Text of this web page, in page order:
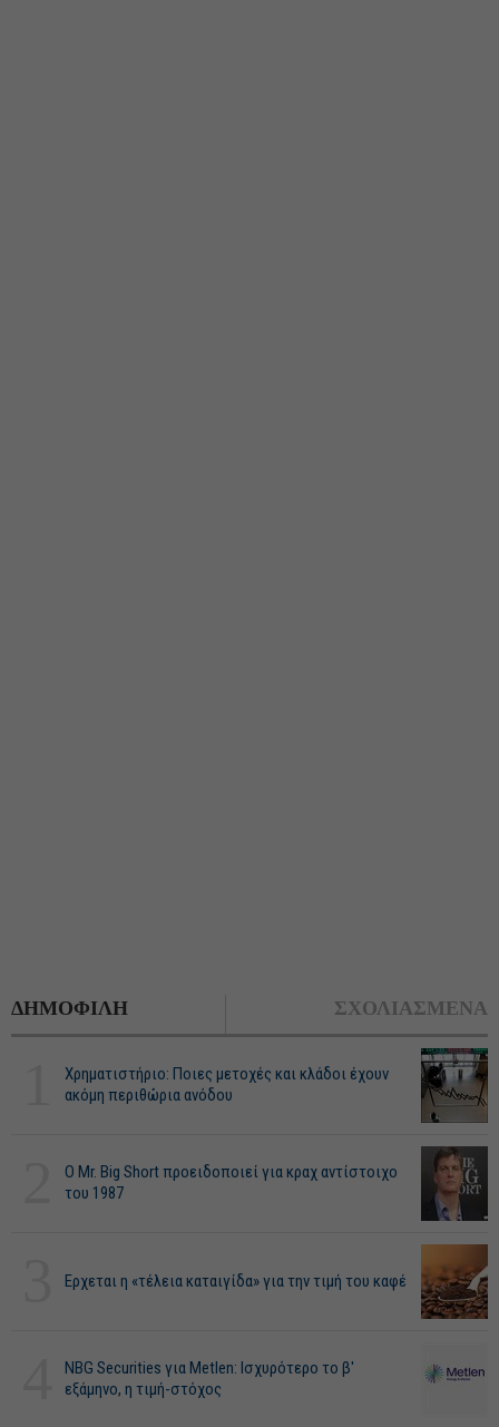
ΔΗΜΟΦΙΛΗ ΣΧΟΛΙΑΣΜΕΝΑ
Χρηματιστήριο: Ποιες μετοχές και κλάδοι έχουν
ακόμη περιθώρια ανόδου
O Mr. Big Short προειδοποιεί για κραχ αντίστοιχο
του 1987
Ερχεται η «τέλεια καταιγίδα» για την τιμή του καφέ
NBG Securities για Metlen: Ισχυρότερο το β'
εξάμηνο, η τιμή-στόχος